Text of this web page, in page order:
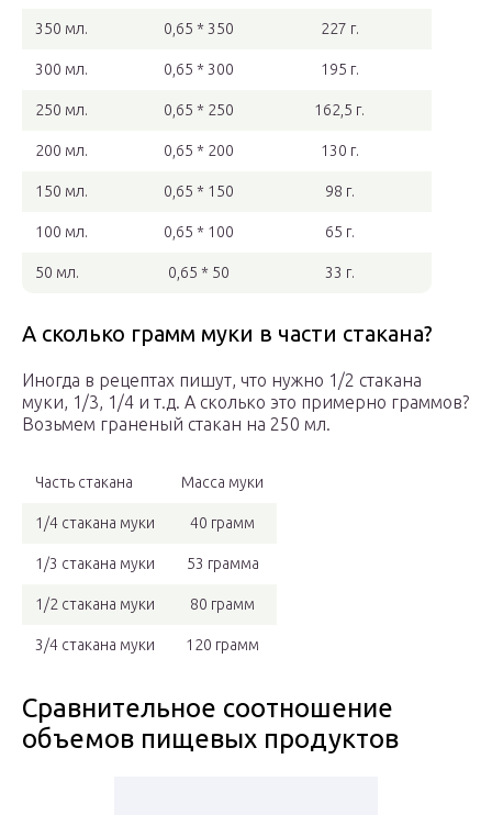
350 мл. 0,65 * 350 227 г.
300 мл. 0,65 * 300 195 г.
250 мл. 0,65 * 250 162,5 г.
200 мл. 0,65 * 200 130 г.
150 мл. 0,65 * 150 98 г.
100 мл. 0,65 * 100 65 г.
50 мл. 0,65 * 50 33 г.
А сколько грамм муки в части стакана?
Иногда в рецептах пишут, что нужно 1/2 стакана
муки, 1/3, 1/4 и т.д. А сколько это примерно граммов?
Возьмем граненый стакан на 250 мл.
Часть стакана Масса муки
1/4 стакана муки 40 грамм
1/3 стакана муки 53 грамма
1/2 стакана муки 80 грамм
3/4 стакана муки 120 грамм
Сравнительное соотношение
объемов пищевых продуктов